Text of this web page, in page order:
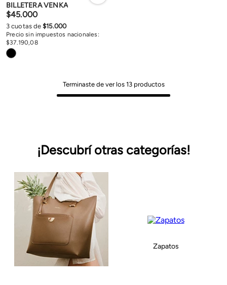
BILLETERA VENKA
$45.000
Precio sin impuestos nacionales:
$37 190,08
3 cuotas de$15.000
Terminaste de ver los 13productos
¡Descubrí otras categorías!
Zapatos